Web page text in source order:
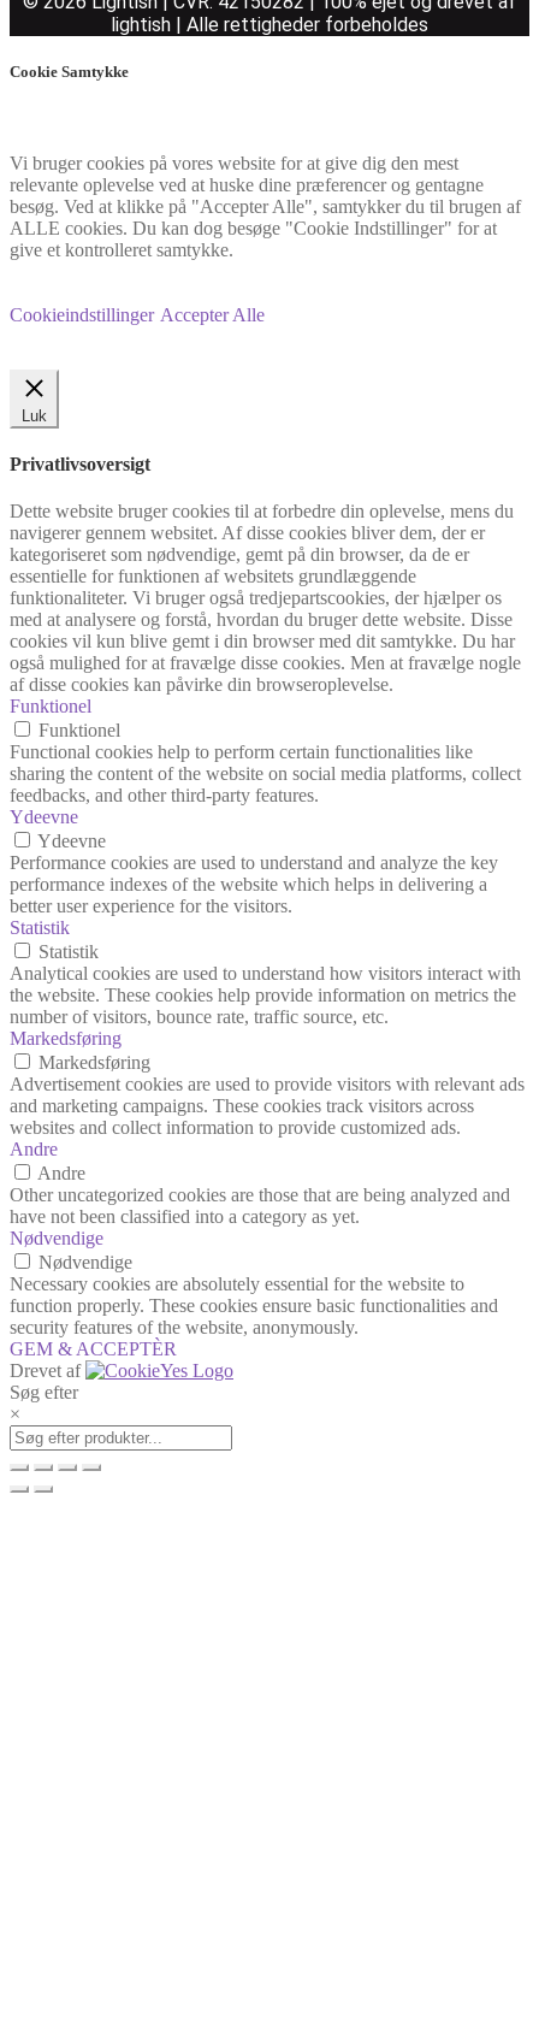
lightish | Alle rettigheder forbeholdes
Cookie Samtykke
Vi bruger cookies på vores website for at give dig den mest
relevante oplevelse ved at huske dine præferencer og gentagne
besøg. Ved at klikke på "Accepter Alle", samtykker du til brugen af
ALLE cookies. Du kan dog besøge "Cookie Indstillinger" for at
give et kontrolleret samtykke.
Cookieindstillinger Accepter Alle
Luk
Privatlivsoversigt
Dette website bruger cookies til at forbedre din oplevelse, mens du
navigerer gennem websitet. Af disse cookies bliver dem, der er
kategoriseret som nødvendige, gemt på din browser, da de er
essentielle for funktionen af websitets grundlæggende
funktionaliteter. Vi bruger også tredjepartscookies, der hjælper os
med at analysere og forstå, hvordan du bruger dette website. Disse
cookies vil kun blive gemt i din browser med dit samtykke. Du har
også mulighed for at fravælge disse cookies. Men at fravælge nogle
af disse cookies kan påvirke din browseroplevelse.
Funktionel
Funktionel
Functional cookies help to perform certain functionalities like
sharing the content of the website on social media platforms, collect
feedbacks, and other third-party features.
Ydeevne
Ydeevne
Performance cookies are used to understand and analyze the key
performance indexes of the website which helps in delivering a
better user experience for the visitors.
Statistik
Statistik
Analytical cookies are used to understand how visitors interact with
the website. These cookies help provide information on metrics the
number of visitors, bounce rate, traffic source, etc.
Markedsføring
Markedsføring
Advertisement cookies are used to provide visitors with relevant ads
and marketing campaigns. These cookies track visitors across
websites and collect information to provide customized ads.
Andre
Andre
Other uncategorized cookies are those that are being analyzed and
have not been classified into a category as yet.
Nødvendige
Nødvendige
Necessary cookies are absolutely essential for the website to
function properly. These cookies ensure basic functionalities and
security features of the website, anonymously.
GEM & ACCEPTÈR
Drevet af
Søg efter
×